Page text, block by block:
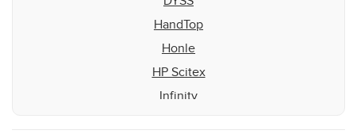
HandTop
Honle
HP Scitex
Infinity